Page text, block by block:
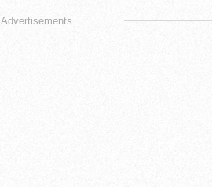
Advertisements